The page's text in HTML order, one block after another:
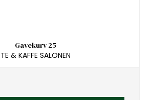
Gavekurv 25
TE & KAFFE SALONEN